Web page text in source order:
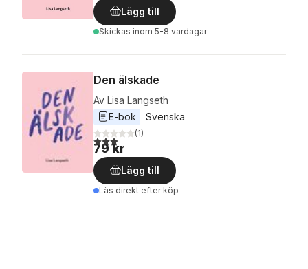
Lägg till
Skickas inom 5-8 vardagar
Den älskade
Av Lisa Langseth
E-bok
Svenska
3,0utav 5 stjärnor. Totalt antal röster:
(1)
79 kr
Lägg till
Läs direkt efter köp